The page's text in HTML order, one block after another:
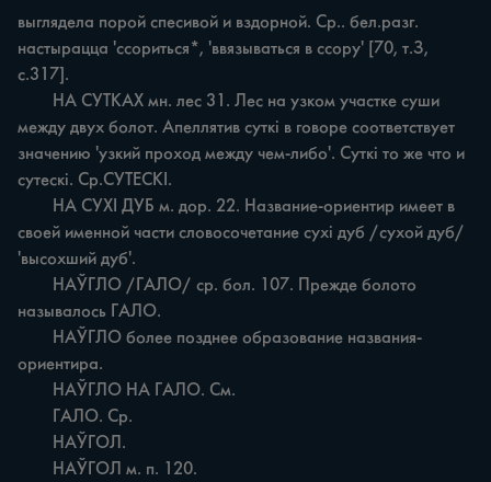
выглядела порой спесивой и вздорной. Ср.. бел.разг.
настырацца 'ссориться*, 'ввязываться в ссору' [70, т.З,
с.317].
между двух болот. Апеллятив суткі в говоре соответствует
значению 'узкий проход между чем-либо'. Суткі то же что и
сутескі. Ср.СУТЕСКІ.
своей именной части словосочетание сухі дуб /сухой дуб/
'высохший дуб'.
называлось ГАЛО.
ориентира.